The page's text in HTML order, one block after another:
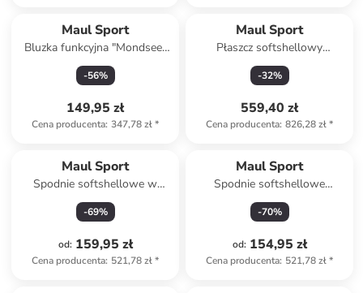
Maul Sport
Bluzka funkcyjna "Mondsee"
w kolorze granatowym
-56%
149,95 zł
Cena producenta: 347,78 zł*
Maul Sport
Płaszcz softshellowy
"Tällistock XT" w kolorze
morskim
-32%
559,40 zł
Cena producenta: 826,28 zł*
Maul Sport
Spodnie softshellowe w
kolorze granatowym
-69%
od: 159,95 zł
Cena producenta: 521,78 zł*
Maul Sport
Spodnie softshellowe
"Klosters II" w kolorze
bordowym
-70%
od: 154,95 zł
Cena producenta: 521,78 zł*